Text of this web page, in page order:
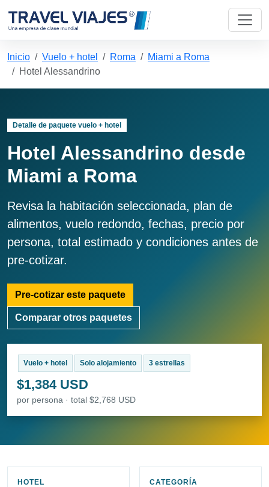
Inicio Vuelo + hotel Roma
Miami a Roma
Hotel Alessandrino
Detalle de paquete vuelo + hotel
Hotel Alessandrino desde
Miami a Roma
Revisa la habitación seleccionada, plan de
alimentos, vuelo redondo, fechas, precio por
persona, total estimado y condiciones antes de
pre-cotizar.
Pre-cotizar este paquete
Comparar otros paquetes
Vuelo + hotel Solo alojamiento 3 estrellas
$1,384 USD
por persona · total $2,768 USD
HOTEL CATEGORÍA